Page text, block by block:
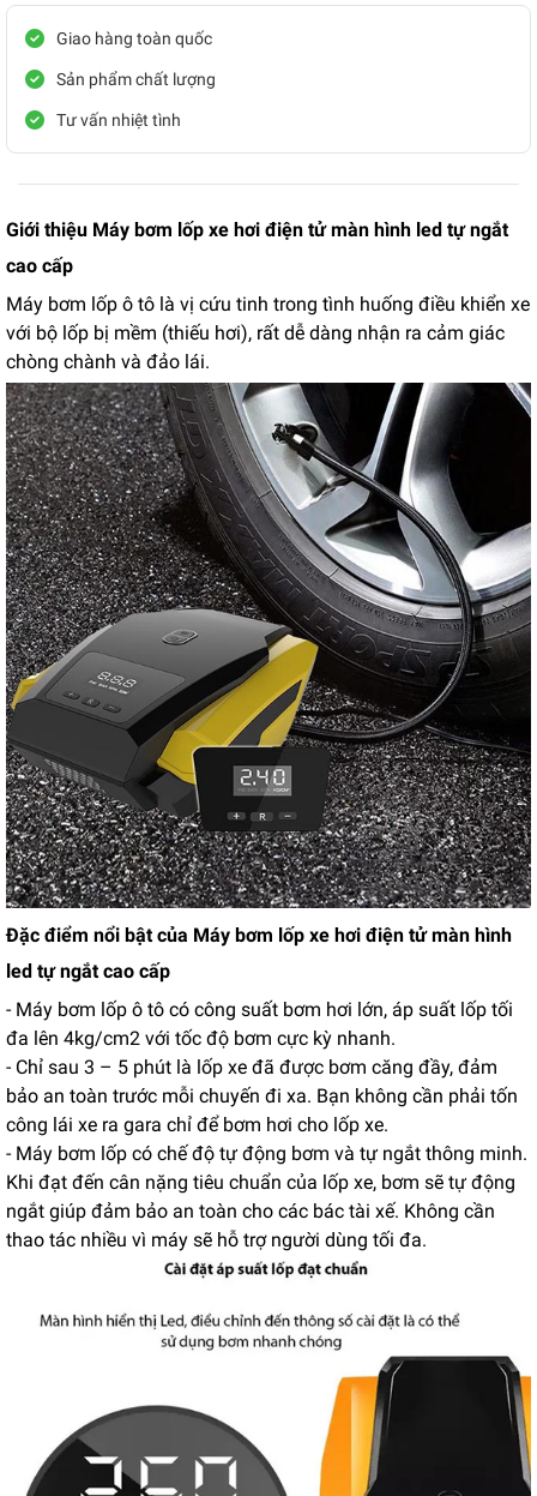
Giao hàng toàn quốc
Sản phẩm chất lượng
Tư vấn nhiệt tình
Giới thiệu Máy bơm lốp xe hơi điện tử màn hình led tự ngắt
cao cấp
Máy bơm lốp ô tô là vị cứu tinh trong tình huống điều khiển xe
với bộ lốp bị mềm (thiếu hơi), rất dễ dàng nhận ra cảm giác
chòng chành và đảo lái.
Đặc điểm nổi bật của Máy bơm lốp xe hơi điện tử màn hình
led tự ngắt cao cấp
- Máy bơm lốp ô tô có công suất bơm hơi lớn, áp suất lốp tối
đa lên 4kg/cm2 với tốc độ bơm cực kỳ nhanh.
- Chỉ sau 3 – 5 phút là lốp xe đã được bơm căng đầy, đảm
bảo an toàn trước mỗi chuyến đi xa. Bạn không cần phải tốn
công lái xe ra gara chỉ để bơm hơi cho lốp xe.
- Máy bơm lốp có chế độ tự động bơm và tự ngắt thông minh.
Khi đạt đến cân nặng tiêu chuẩn của lốp xe, bơm sẽ tự động
ngắt giúp đảm bảo an toàn cho các bác tài xế. Không cần
thao tác nhiều vì máy sẽ hỗ trợ người dùng tối đa.